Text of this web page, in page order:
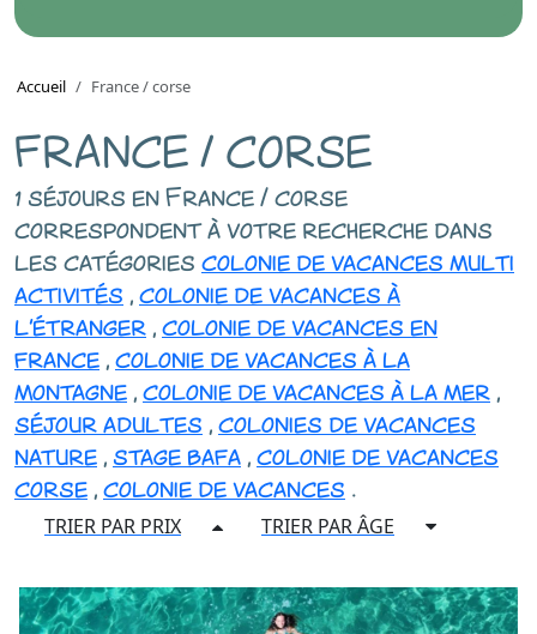
Accueil France / corse
FRANCE / CORSE
1 séjours en France / corse
correspondent à votre recherche dans
les catégories colonie de vacances multi
activités ,colonie de vacances à
l'étranger ,colonie de vacances en
france ,colonie de vacances à la
montagne ,colonie de vacances à la mer ,
séjour adultes ,colonies de vacances
nature , stage bafa ,colonie de vacances
corse ,colonie de vacances .
TRIER PAR PRIX TRIER PAR ÂGE